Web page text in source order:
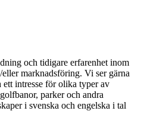
och tidigare erfarenhet inom
marknadsföring. Vi ser gärna
ett intresse för olika typer av
parker och andra
i svenska och engelska i tal